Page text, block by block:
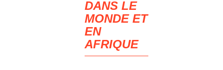
DANS LE
MONDE ET
EN
AFRIQUE